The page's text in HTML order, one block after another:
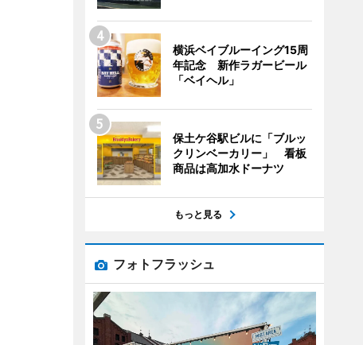
横浜ベイブルーイング15周
年記念 新作ラガービール
「ベイヘル」
保土ケ谷駅ビルに「ブルッ
クリンベーカリー」 看板
商品は高加水ドーナツ
もっと見る
フォトフラッシュ